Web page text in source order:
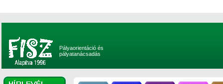
Pályaorientáció és
pályatanácsadás